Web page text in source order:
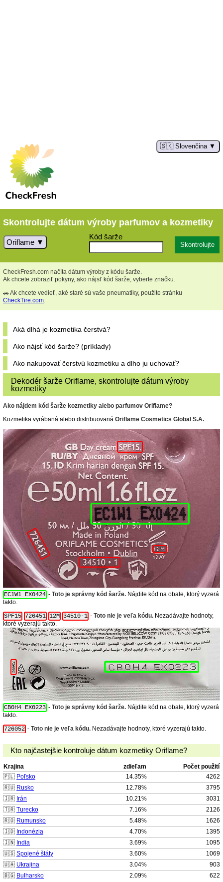
🇸🇰 Slovenčina
Skontrolujte dátum výroby parfumov a kozmetiky
Oriflame
Kód šarže
CheckFresh.com načíta dátum výroby z kódu šarže.
Ak chcete zobraziť pokyny, ako nájsť kód šarže, vyberte značku.
🚗 Ak chcete vedieť, aké staré sú vaše pneumatiky, použite stránku
CheckTire.com.
Aká dlhá je kozmetika čerstvá?
Ako nájsť kód šarže? (príklady)
Ako nakupovať čerstvú kozmetiku a dlho ju uchovať?
Dekodér šarže Oriflame, skontrolujte dátum výroby
kozmetiky
Ako nájdem kód šarže kozmetiky alebo parfumov Oriflame?
Kozmetika vyrábaná alebo distribuovaná Oriflame Cosmetics Global S.A.:
EC1W1 EX0424 - Toto je správny kód šarže. Nájdite kód na obale, ktorý vyzerá
takto.
SPF15 726451 12M 34510-1 - Toto nie je veľa kódu. Nezadávajte hodnoty,
ktoré vyzerajú takto.
CB0H4 EX0223 - Toto je správny kód šarže. Nájdite kód na obale, ktorý vyzerá
takto.
726052 - Toto nie je veľa kódu. Nezadávajte hodnoty, ktoré vyzerajú takto.
Kto najčastejšie kontroluje dátum kozmetiky Oriflame?
Krajina zdieľam
Počet použití
🇵🇱 Poľsko 14.35%
4262
🇷🇺 Rusko 12.78%
3795
🇮🇷 Irán 10.21%
3031
🇹🇷 Turecko 7.16%
2126
🇷🇴 Rumunsko 5.48%
1626
🇮🇩 Indonézia 4.70%
1395
🇮🇳 India 3.69%
1095
🇺🇸 Spojené štáty 3.60%
1069
🇺🇦 Ukrajina 3.04%
903
🇧🇬 Bulharsko 2.09% 622